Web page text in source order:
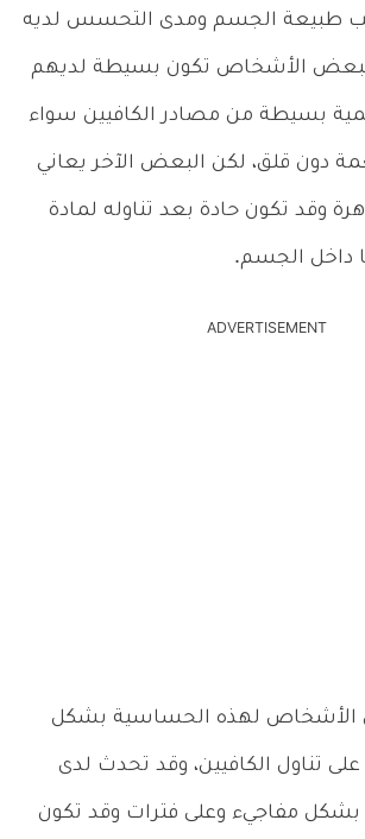
الجسم ومدى التحسس لديه
فبعض الأشخاص تكون بسيطة لديهم
بسيطة من مصادر الكافيين سواء
دون قلق، لكن البعض الآخر يعاني
وقد تكون حادة بعد تناوله لمادة
داخل الجسم.
ADVERTISEMENT
لهذه الحساسية بشكل
على تناول الكافيين، وقد تحدث لدى
مفاجيء وعلى فترات وقد تكون